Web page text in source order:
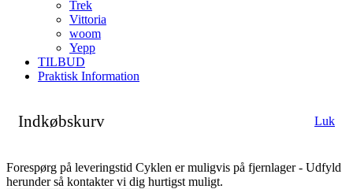
Trek
Vittoria
woom
Yepp
TILBUD
Praktisk Information
Indkøbskurv Luk
Forespørg på leveringstid Cyklen er muligvis på fjernlager - Udfyld
herunder så kontakter vi dig hurtigst muligt.